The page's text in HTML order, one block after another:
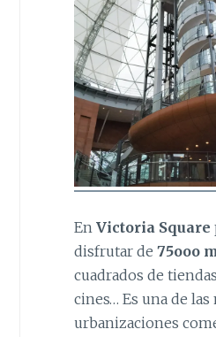
En Victoria Square
disfrutar de 75ooo
cuadrados de
cines… Es una de las
urbanizaciones